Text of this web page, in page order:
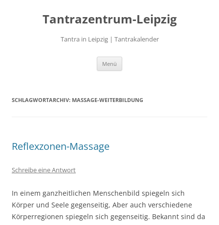
Tantrazentrum-Leipzig
Tantra in Leipzig | Tantrakalender
Menü
SCHLAGWORTARCHIV: MASSAGE-WEITERBILDUNG
Reflexzonen-Massage
Schreibe eine Antwort
In einem ganzheitlichen Menschenbild spiegeln sich
Körper und Seele gegenseitig, Aber auch verschiedene
Körperregionen spiegeln sich gegenseitig. Bekannt sind da